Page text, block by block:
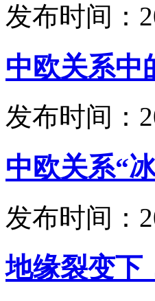
发布时间：
中欧关系中
发布时间：
中欧关系“
发布时间：
地缘裂变下